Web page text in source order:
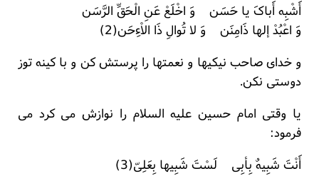
أَشْبِه أَباکَ یا حَسَن وَ اخْلَعْ عَنِ الْحَقِّ الرَّسَن
وَ اعْبُدْ إلها ذَامِنَن وَ لا تُوالِ ذَا الاْءِحَن(2)
و خدای صاحب نیکیها و نعمتها را پرستش کن و با کینه توز
دوستی نکن.
یا وقتی امام حسین علیه السلام را نوازش می کرد می
فرمود:
أَنْتَ شَبِیهٌ بِأبِی لَسْتَ شَبِیها بِعَلِیّ(3)